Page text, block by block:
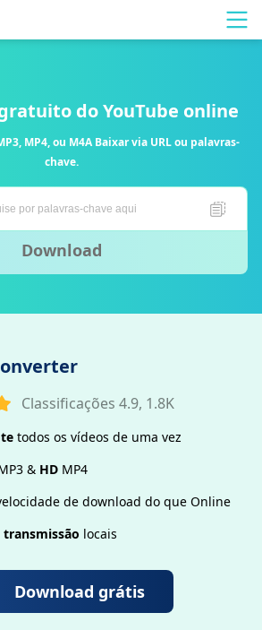
do YouTube online
MP4, ou M4A Baixar via URL ou palavras-
chave.
Download
Classificações 4.9, 1.8K
todos os vídeos de uma vez
& HD MP4
de download do que Online
transmissão locais
Download grátis